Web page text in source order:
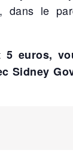
, dans le
euros,
Sidney